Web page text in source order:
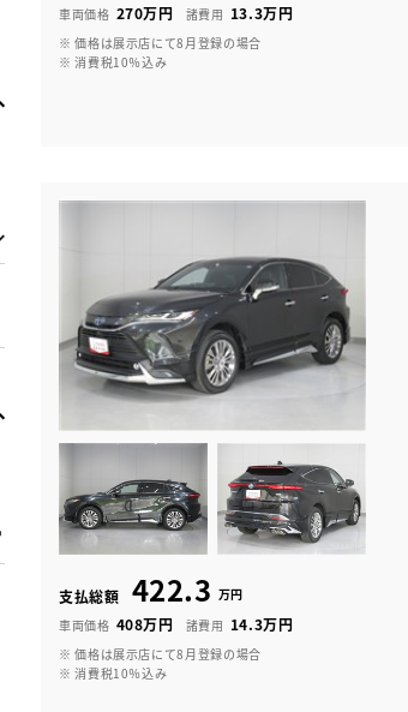
車両価格 270万円 諸費用 13.3万円
※ 価格は展示店にて8月登録の場合
※ 消費税10％込み
支払総額 422.3 万円
車両価格 408万円 諸費用 14.3万円
※ 価格は展示店にて8月登録の場合
※ 消費税10％込み